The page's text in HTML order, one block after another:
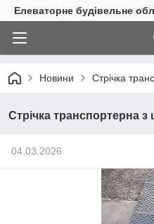
Елеваторне будівельне
Новини Стрічка
Стрічка транспортерна
04.03.2026